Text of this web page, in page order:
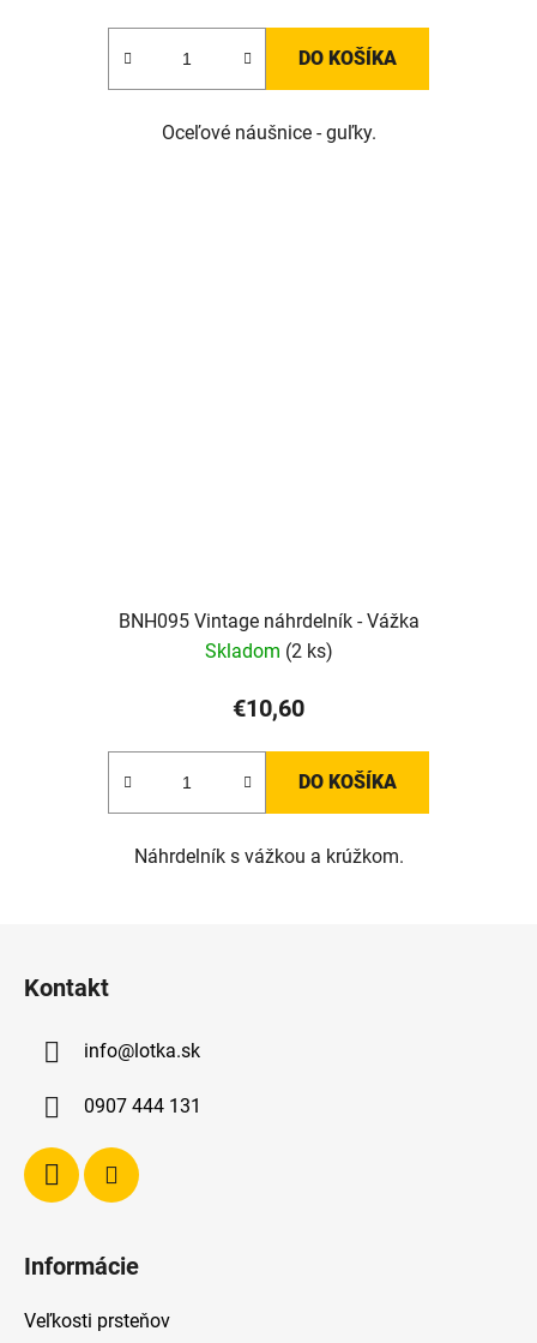
DO KOŠÍKA
Oceľové náušnice - guľky.
BNH095 Vintage náhrdelník - Vážka
Skladom (2 ks)
€10,60
DO KOŠÍKA
Náhrdelník s vážkou a krúžkom.
Kontakt
info@lotka.sk
0907 444 131
Informácie
Veľkosti prsteňov